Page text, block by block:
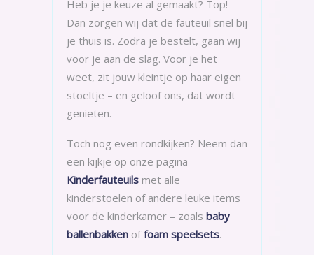
Heb je je keuze al gemaakt? Top!
Dan zorgen wij dat de fauteuil snel bij
je thuis is. Zodra je bestelt, gaan wij
voor je aan de slag. Voor je het
weet, zit jouw kleintje op haar eigen
stoeltje – en geloof ons, dat wordt
genieten.
Toch nog even rondkijken? Neem dan
een kijkje op onze pagina
Kinderfauteuils met alle
kinderstoelen of andere leuke items
voor de kinderkamer – zoals baby
ballenbakken offoam speelsets.